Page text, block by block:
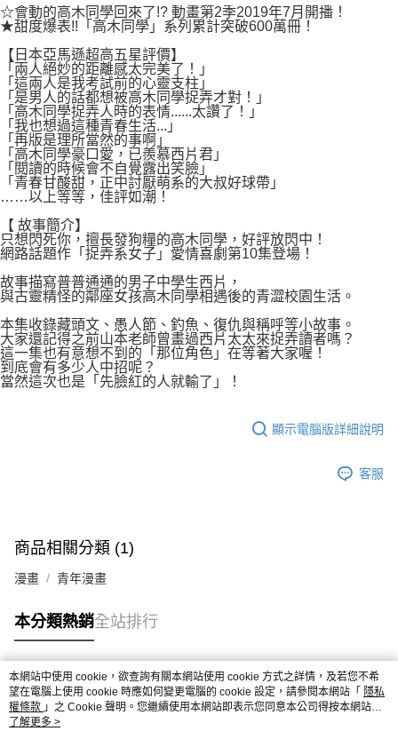
「AFTEE先享後付」，若未經同意申辦者引起之損失，本公司不負相關責
任。
４．使用「AFTEE先享後付」時，將依據個別帳號之用戶狀況，依本公司即
時審查核予不同之上限額度；若仍有額度不足之情形，本公司將視審查結果
請求用戶進行身份認證。
５．嚴禁一人註冊多個帳號或使用他人資訊註冊。若發現惡意使用之情形，
恩沛科技股份有限公司將有權停止該用戶之使用額度並採取法律行動。
宅配
每筆NT$100，滿NT$800(含以上)免運費
國家/地區配送
☆會動的高木同學回來了!? 動畫第2季2019年7月開播！
★甜度爆表!!「高木同學」系列累計突破600萬冊！
【日本亞馬遜超高五星評價】
「兩人絕妙的距離感太完美了！」
「這兩人是我考試前的心靈支柱」
「是男人的話都想被高木同學捉弄才對！」
「高木同學捉弄人時的表情......太讚了！」
「我也想過這種青春生活...」
「再版是理所當然的事啊」
「高木同學豪口愛，已羨慕西片君」
「閱讀的時候會不自覺露出笑臉」
「青春甘酸甜，正中討厭萌系的大叔好球帶」
……以上等等，佳評如潮！
【 故事簡介】
只想閃死你，擅長發狗糧的高木同學，好評放閃中！
網路話題作「捉弄系女子」愛情喜劇第10集登場！
故事描寫普普通通的男子中學生西片，
與古靈精怪的鄰座女孩高木同學相遇後的青澀校園生活。
本集收錄藏頭文、愚人節、釣魚、復仇與稱呼等小故事。
大家還記得之前山本老師曾畫過西片太太來捉弄讀者嗎？
這一集也有意想不到的「那位角色」在等著大家喔！
到底會有多少人中招呢？
當然這次也是「先臉紅的人就輸了」！
顯示電腦版詳細說明
客服
商品相關分類 (1)
漫畫 青年漫畫
本分類熱銷全站排行
熱門標籤
本網站中使用 cookie，欲查詢有關本網站使用 cookie 方式之詳情，及若您不希
望在電腦上使用 cookie 時應如何變更電腦的 cookie 設定，請參閱本網站「 隱私
權條款 」之 Cookie 聲明。您繼續使用本網站即表示您同意本公司得按本網站使
用條款之 Cookie 聲明使用 cookie。
了解更多 >